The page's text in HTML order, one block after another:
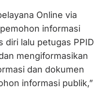
Online via
informasi
diri lalu petugas PPID
mengiformasikan
dan dokumen
informasi publik,”